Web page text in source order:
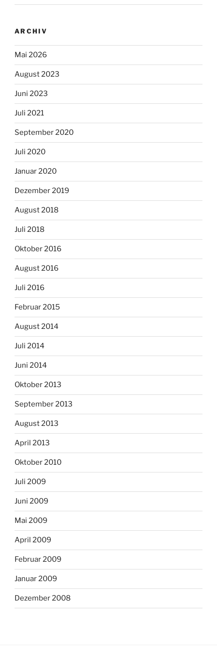
ARCHIV
Mai 2026
August 2023
Juni 2023
Juli 2021
September 2020
Juli 2020
Januar 2020
Dezember 2019
August 2018
Juli 2018
Oktober 2016
August 2016
Juli 2016
Februar 2015
August 2014
Juli 2014
Juni 2014
Oktober 2013
September 2013
August 2013
April 2013
Oktober 2010
Juli 2009
Juni 2009
Mai 2009
April 2009
Februar 2009
Januar 2009
Dezember 2008